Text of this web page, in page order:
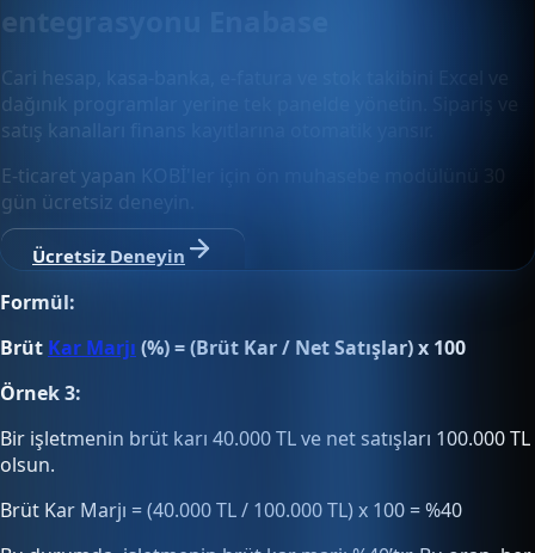
entegrasyonu Enabase
Cari hesap, kasa-banka, e-fatura ve stok takibini Excel ve
dağınık programlar yerine tek panelde yönetin. Sipariş ve
satış kanalları finans kayıtlarına otomatik yansır.
E-ticaret yapan KOBİ'ler için ön muhasebe modülünü 30
gün ücretsiz deneyin.
Ücretsiz Deneyin
Formül:
Brüt Kar Marjı (%) = (Brüt Kar / Net Satışlar) x 100
Örnek 3:
Bir işletmenin brüt karı 40.000 TL ve net satışları 100.000 TL
olsun.
Brüt Kar Marjı = (40.000 TL / 100.000 TL) x 100 = %40